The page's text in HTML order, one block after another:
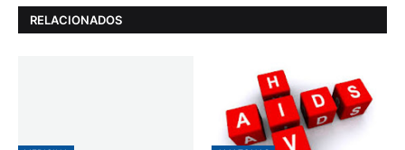
RELACIONADOS